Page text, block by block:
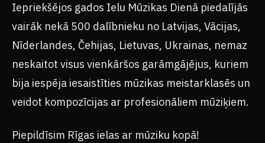
Iepriekšējos gados Ielu Mūzikas Dienā piedalījās
vairāk nekā 500 dalībnieku no Latvijas, Vācijas,
Nīderlandes, Čehijas, Lietuvas, Ukrainas, nemaz
neskaitot visus vienkāršos garāmgājējus, kuriem
bija iespēja iesaistīties mūzikas meistarklasēs un
veidot kompozīcijas ar profesionāliem mūziķiem.
Piepildīsim Rīgas ielas ar mūziku kopā!